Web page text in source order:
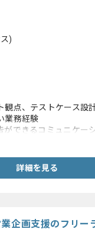
)
観点、テストケース設
業務経験
ができるコミュニケー
詳細を見る
企画支援のフリー